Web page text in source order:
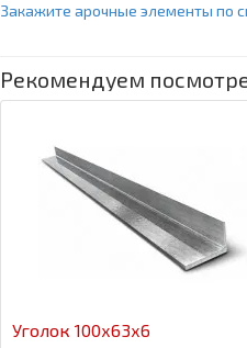
Закажите арочные элементы по
Рекомендуем
Уголок 100x63x6